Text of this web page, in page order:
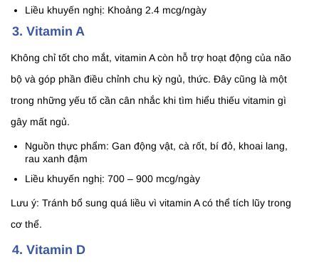
Liều khuyến nghị: Khoảng 2.4 mcg/ngày
3. Vitamin A
Không chỉ tốt cho mắt, vitamin A còn hỗ trợ hoạt động của não
bộ và góp phần điều chỉnh chu kỳ ngủ, thức. Đây cũng là một
trong những yếu tố cần cân nhắc khi tìm hiểu thiếu vitamin gì
gây mất ngủ.
Nguồn thực phẩm: Gan động vật, cà rốt, bí đỏ, khoai lang,
rau xanh đậm
Liều khuyến nghị: 700 – 900 mcg/ngày
Lưu ý: Tránh bổ sung quá liều vì vitamin A có thể tích lũy trong
cơ thể.
4. Vitamin D